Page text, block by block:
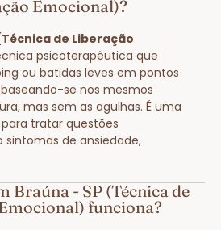
Emocional)?
de Liberação
psicoterapêutica que
ou batidas leves em pontos
se nos mesmos
mas sem as agulhas. É uma
tratar questões
sintomas de ansiedade,
Braúna - SP (Técnica de
funciona?